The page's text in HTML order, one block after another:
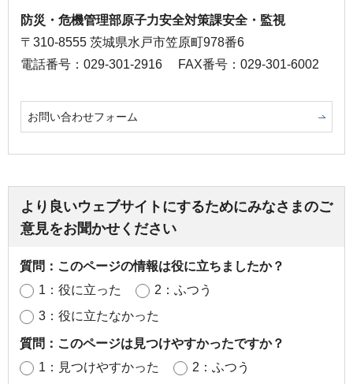
防災・危機管理部原子力安全対策課安全・監視
〒310-8555 茨城県水戸市笠原町978番6
電話番号：029-301-2916
FAX番号：029-301-6002
お問い合わせフォーム
より良いウェブサイトにするためにみなさまのご
意見をお聞かせください
質問：このページの情報は役に立ちましたか？
1：役に立った
2：ふつう
3：役に立たなかった
質問：このページは見つけやすかったですか？
1：見つけやすかった
2：ふつう